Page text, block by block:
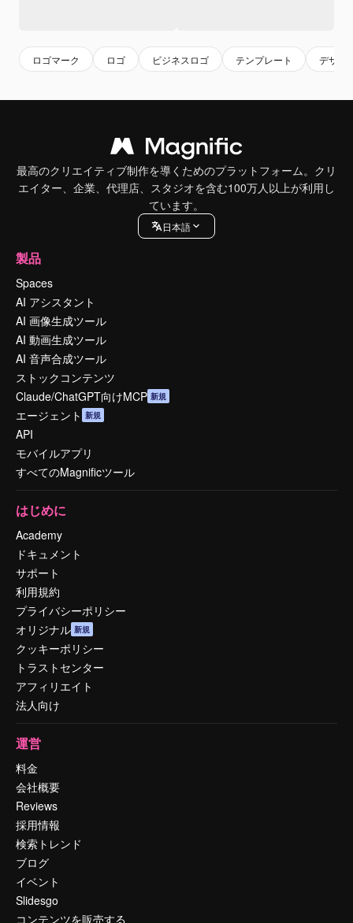
ロゴマーク ロゴ ビジネスロゴ テンプレート デザイ
最高のクリエイティブ制作を導くためのプラットフォーム。クリ
エイター、企業、代理店、スタジオを含む100万人以上が利用し
ています。
日本語
製品
Spaces
AI アシスタント
AI 画像生成ツール
AI 動画生成ツール
AI 音声合成ツール
ストックコンテンツ
Claude/ChatGPT向けMCP 新規
エージェント 新規
API
モバイルアプリ
すべてのMagnificツール
はじめに
Academy
ドキュメント
サポート
利用規約
プライバシーポリシー
オリジナル 新規
クッキーポリシー
トラストセンター
アフィリエイト
法人向け
運営
料金
会社概要
Reviews
採用情報
検索トレンド
ブログ
イベント
Slidesgo
コンテンツを販売する